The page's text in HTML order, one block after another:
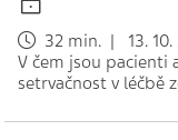
32 min. | 13. 10.
V čem jsou pacienti
setrvačnost v léčbě